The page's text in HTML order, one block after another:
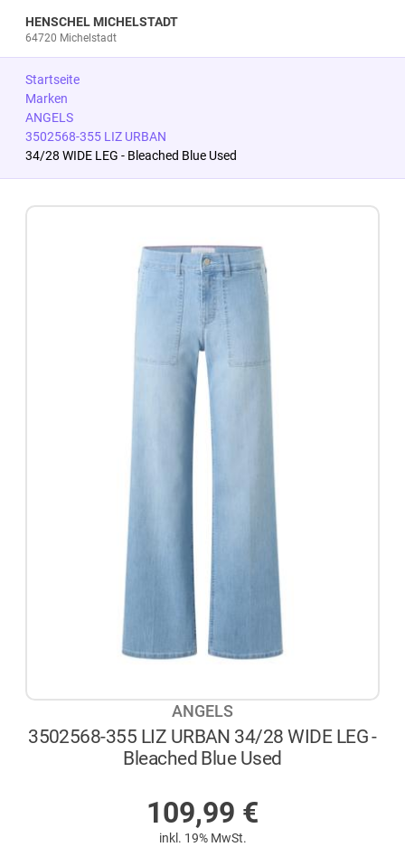
HENSCHEL MICHELSTADT
64720 Michelstadt
Startseite
Marken
ANGELS
3502568-355 LIZ URBAN
34/28 WIDE LEG - Bleached Blue Used
ANGELS
3502568-355 LIZ URBAN 34/28 WIDE LEG -
Bleached Blue Used
109,99 €
inkl. 19% MwSt.